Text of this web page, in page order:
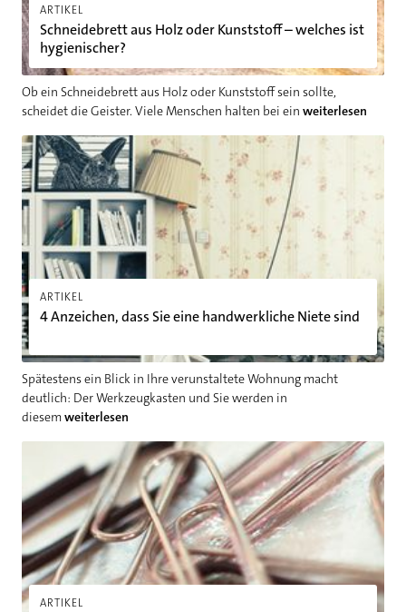
ARTIKEL
Schneidebrett aus Holz oder Kunststoff – welches ist
hygienischer?
Ob ein Schneidebrett aus Holz oder Kunststoff sein sollte,
scheidet die Geister. Viele Menschen halten bei ein weiterlesen
ARTIKEL
4 Anzeichen, dass Sie eine handwerkliche Niete sind
Spätestens ein Blick in Ihre verunstaltete Wohnung macht
deutlich: Der Werkzeugkasten und Sie werden in
diesem weiterlesen
4 Anzeichen, dass Sie eine handwerkliche Niete sind
ARTIKEL
Büroklammer-Tricks: Kleine Helfer für zu Hause und